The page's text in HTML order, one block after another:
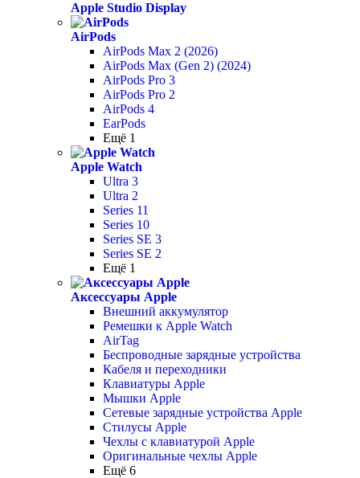
Apple Studio Display
AirPods
AirPods Max 2 (2026)
AirPods Max (Gen 2) (2024)
AirPods Pro 3
AirPods Pro 2
AirPods 4
EarPods
Ещё 1
Apple Watch
Ultra 3
Ultra 2
Series 11
Series 10
Series SE 3
Series SE 2
Ещё 1
Аксессуары Apple
Внешний аккумулятор
Ремешки к Apple Watch
AirTag
Беспроводные зарядные устройства
Кабеля и переходники
Клавиатуры Apple
Мышки Apple
Сетевые зарядные устройства Apple
Стилусы Apple
Чехлы с клавиатурой Apple
Оригинальные чехлы Apple
Ещё 6